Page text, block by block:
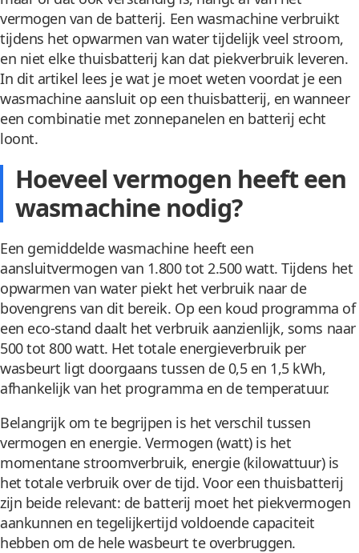
vermogen van de batterij. Een wasmachine verbruikt
tijdens het opwarmen van water tijdelijk veel stroom,
en niet elke thuisbatterij kan dat piekverbruik leveren.
In dit artikel lees je wat je moet weten voordat je een
wasmachine aansluit op een thuisbatterij, en wanneer
een combinatie met zonnepanelen en batterij echt
loont.
Hoeveel vermogen heeft een
wasmachine nodig?
Een gemiddelde wasmachine heeft een
aansluitvermogen van 1.800 tot 2.500 watt. Tijdens het
opwarmen van water piekt het verbruik naar de
bovengrens van dit bereik. Op een koud programma of
een eco-stand daalt het verbruik aanzienlijk, soms naar
500 tot 800 watt. Het totale energieverbruik per
wasbeurt ligt doorgaans tussen de 0,5 en 1,5 kWh,
afhankelijk van het programma en de temperatuur.
Belangrijk om te begrijpen is het verschil tussen
vermogen en energie. Vermogen (watt) is het
momentane stroomverbruik, energie (kilowattuur) is
het totale verbruik over de tijd. Voor een thuisbatterij
zijn beide relevant: de batterij moet het piekvermogen
aankunnen en tegelijkertijd voldoende capaciteit
hebben om de hele wasbeurt te overbruggen.